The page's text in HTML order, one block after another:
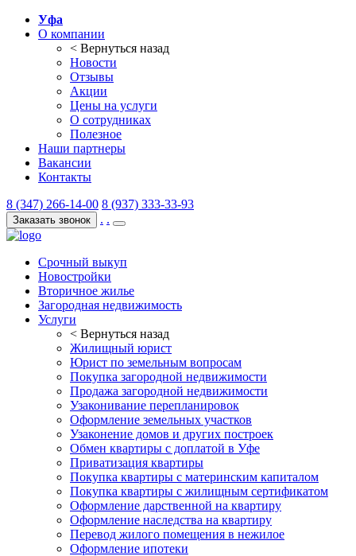
Уфа
О компании
< Вернуться назад
Новости
Отзывы
Акции
Цены на услуги
О сотрудниках
Полезное
Наши партнеры
Вакансии
Контакты
8 (347) 266-14-00 8 (937) 333-33-93
Заказать звонок . .
Срочный выкуп
Новостройки
Вторичное жилье
Загородная недвижимость
Услуги
< Вернуться назад
Жилищный юрист
Юрист по земельным вопросам
Покупка загородной недвижимости
Продажа загородной недвижимости
Узаконивание перепланировок
Оформление земельных участков
Узаконение домов и других построек
Обмен квартиры с доплатой в Уфе
Приватизация квартиры
Покупка квартиры с материнским капиталом
Покупка квартиры с жилищным сертификатом
Оформление дарственной на квартиру
Оформление наследства на квартиру
Перевод жилого помещения в нежилое
Оформление ипотеки